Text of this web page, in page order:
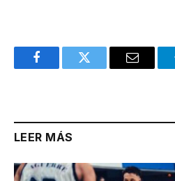
FacebookTwitter Email
LEER MÁS